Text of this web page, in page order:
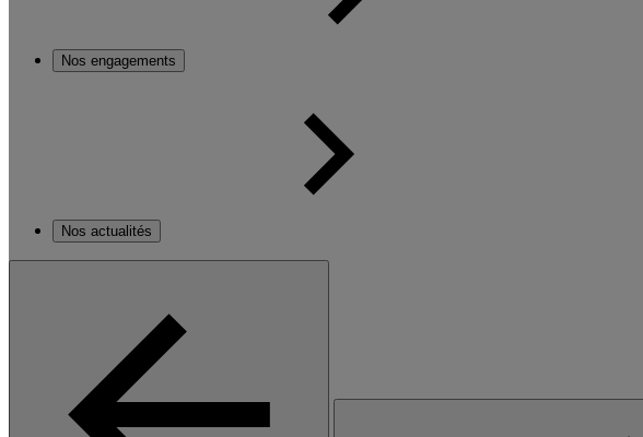
Nos engagements
Nos actualités